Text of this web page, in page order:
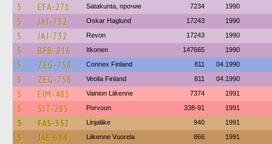
5 EFA-271 Satakunta, прочие 7234 1990
5 JAJ-732 Oskar Haglund 17243 1990
5 JAJ-732 Revon 17243 1990
5 BFB-816 Itkonen 147665 1990
5 ZEG-758 Connex Finland 811 04.1990
5 ZEG-758 Veolia Finland 811 04.1990
5 EIM-485 Vainion Liikenne 7374 1991
5 SJT-285 Porvoon 338-91 1991
5 FAS-352 Linjaliike 940 1991
5 JAE-694 Liikenne Vuorela 866 1991